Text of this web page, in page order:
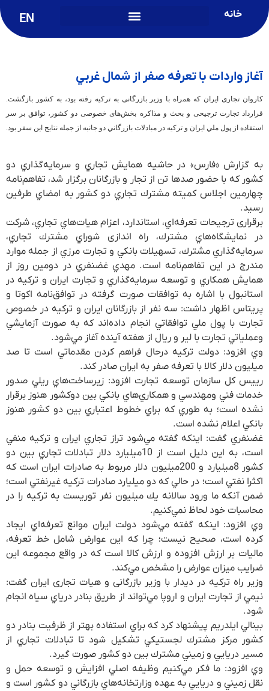
خانه EN
آغاز واردات با تعرفه صفر از شمال غربي
کاروان تجاری ایران که همراه با وزیر بازرگانی به ترکیه رفته بود، به کشور بازگشت.
قرارداد تجارت ترجیحی و بحث و مذاکره بخش‌های خصوصی دو کشور، توافق بر سر
استفاده از پول ملي ايران و تركيه در مبادلات بازرگاني دو جانبه از جمله نتایج این سفر بود.
به گزارش «فارس» در حاشيه همايش تجاري و سرمايه‌گذاري دو
كشور كه با حضور صدها تن از تجار و بازرگانان برگزار شد، تفاهم‌نامه
چهارمين اجلاس كميته مشترك تجاري دو كشور به امضاي طرفين
رسيد.
برقراری ترجيحات تعرفه‌اي، استاندارد، اعزام هيات‌هاي تجاري، شركت
در نمايشگاه‌هاي مشترك، راه اندازی شوراي مشترك تجاري،
سرمايه‌گذاري مشترك، تسهیلات بانكي و تجارت مرزي از جمله موارد
مندرج در اين تفاهم‌نامه است. مهدي غضنفري در دومين روز از
همايش همكاري و توسعه سرمايه‌گذاري و تجارت ايران و تركيه در
استانبول با اشاره به توافقات صورت گرفته در توافق‌نامه اكوتا و
پريتاس اظهار داشت: سه نفر از بازرگانان ايران و تركيه در خصوص
تجارت با پول ملي توافقاتي انجام داده‌اند كه به صورت آزمايشي
وعملياتي تجارت با لير و ريال از هفته آينده آغاز مي‌شود.
وي افزود: دولت تركيه درحال فراهم كردن مقدماتي است تا صد
ميليون دلار كالا با تعرفه صفر به ايران صادر كند.
رييس كل سازمان توسعه تجارت افزود: زيرساخت‌هاي ريلي صدور
خدمات فني ومهندسي و همكاري‌هاي بانكي بين دوكشور هنوز برقرار
نشده است؛ به طوري كه براي خطوط اعتباري بين دو كشور هنوز
بانكي اعلام نشده است.
غضنفري گفت: اينكه گفته مي‌شود تراز تجاري ايران و تركيه منفي
است، به اين دليل است از 10‌ميليارد دلار تبادلات تجاري بين دو
كشور 8‌ميليارد و 200‌ميليون دلار مربوط به صادرات ايران است كه
اكثرا نفتي است؛ در حالي كه دو‌ ميليارد صادرات تركيه غيرنفتي است؛
ضمن آنكه ما ورود سالانه يك ميليون نفر توريست به تركيه را در
محاسبات خود لحاظ نمي‌كنيم.
وي افزود: اينكه گفته مي‌شود دولت ايران موانع تعرفه‌اي ايجاد
كرده است، صحيح نيست؛ چرا كه اين عوارض شامل خط تعرفه،
ماليات بر ارزش افزوده و ارزش كالا است كه در واقع مجموعه اين
ضرايب ميزان عوارض را مشخص مي‌كند.
وزير راه تركيه در دیدار با وزیر بازرگانی و هیات تجاری ایران گفت:
نيمي از تجارت ايران و اروپا مي‌تواند از طريق بنادر درياي سياه انجام
شود.
بينالي ايلدريم پیشنهاد کرد که براي استفاده بهتر از ظرفيت بنادر دو
كشور مركز مشترك لجستيكي تشكيل شود تا تبادلات تجاري از
مسير دريايي و زميني مشترك بين دو كشور صورت گيرد.
وي افزود: ما فكر مي‌كنيم وظيفه اصلي افزايش و توسعه حمل و
نقل زميني و دريايي به عهده وزارتخانه‌هاي بازرگاني دو كشور است و